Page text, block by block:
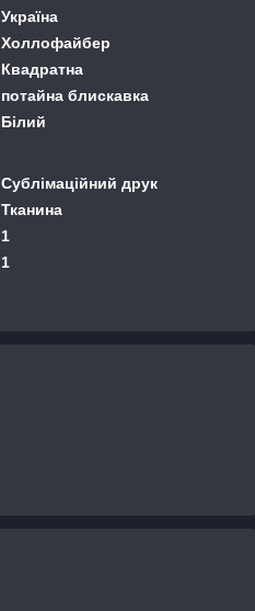
Україна
Холлофайбер
Квадратна
потайна блискавка
Білий
Сублімаційний друк
Тканина
1
1